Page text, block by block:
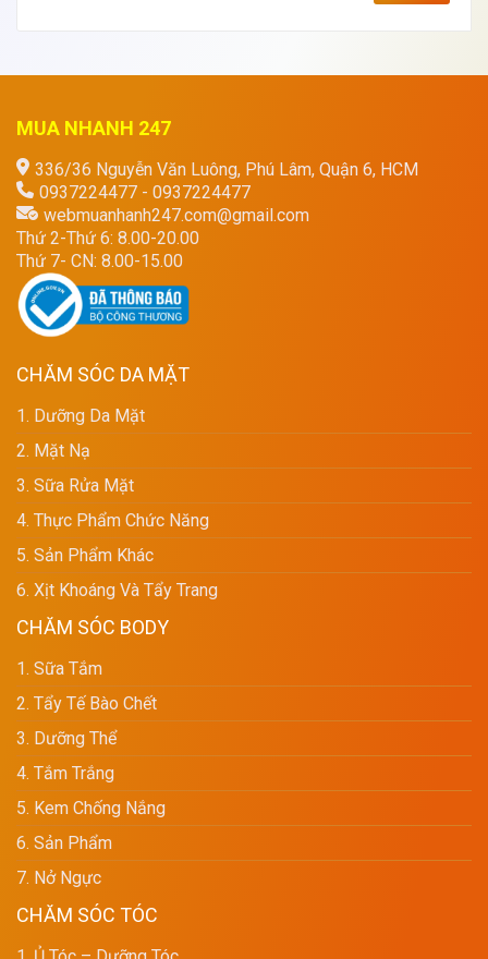
MUA NHANH 247
336/36 Nguyễn Văn Luông, Phú Lâm, Quận 6, HCM
0937224477 - 0937224477
webmuanhanh247.com@gmail.com
Thứ 2-Thứ 6: 8.00-20.00
Thứ 7- CN: 8.00-15.00
CHĂM SÓC DA MẶT
1. Dưỡng Da Mặt
2. Mặt Nạ
3. Sữa Rửa Mặt
4. Thực Phẩm Chức Năng
5. Sản Phẩm Khác
6. Xịt Khoáng Và Tẩy Trang
CHĂM SÓC BODY
1. Sữa Tắm
2. Tẩy Tế Bào Chết
3. Dưỡng Thể
4. Tắm Trắng
5. Kem Chống Nắng
6. Sản Phẩm
7. Nở Ngực
CHĂM SÓC TÓC